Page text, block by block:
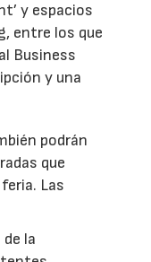
y espacios
entre los que
Business
y una
podrán
que
Las
la